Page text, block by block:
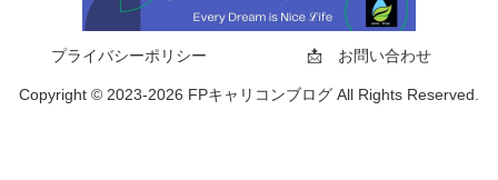
プライバシーポリシー 📩 お問い合わせ
Copyright © 2023-2026 FPキャリコンブログ All Rights Reserved.